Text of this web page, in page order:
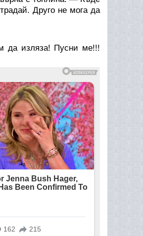
Друго не мога да
да изляза! Пусни ме!!!